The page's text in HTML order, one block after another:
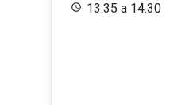
13:35 a 14:30